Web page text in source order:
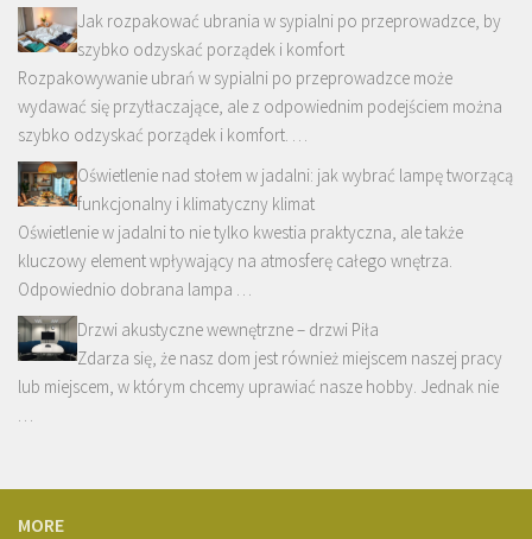
Jak rozpakować ubrania w sypialni po przeprowadzce, by
szybko odzyskać porządek i komfort
Rozpakowywanie ubrań w sypialni po przeprowadzce może
wydawać się przytłaczające, ale z odpowiednim podejściem można
szybko odzyskać porządek i komfort. …
Oświetlenie nad stołem w jadalni: jak wybrać lampę tworzącą
funkcjonalny i klimatyczny klimat
Oświetlenie w jadalni to nie tylko kwestia praktyczna, ale także
kluczowy element wpływający na atmosferę całego wnętrza.
Odpowiednio dobrana lampa …
Drzwi akustyczne wewnętrzne – drzwi Piła
Zdarza się, że nasz dom jest również miejscem naszej pracy
lub miejscem, w którym chcemy uprawiać nasze hobby. Jednak nie
…
MORE